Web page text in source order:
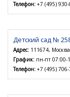
Телефон: +7 (495)
Детский сад №
Адрес: 111674,
График: пн-пт 07:00-
Телефон: +7 (495) 706-